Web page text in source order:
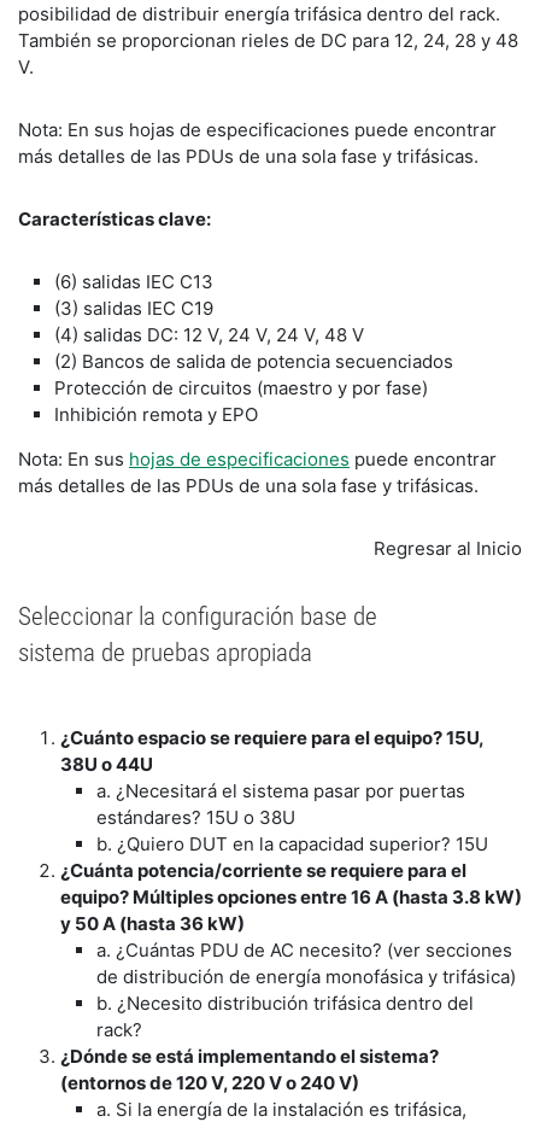
posibilidad de distribuir energía trifásica dentro del rack.
También se proporcionan rieles de DC para 12, 24, 28 y 48
V.
​Nota: En sus hojas de especificaciones puede encontrar
más detalles de las PDUs de una sola fase y trifásicas.
Características clave:
(6) salidas IEC C13
(3) salidas IEC C19
(4) salidas DC: 12 V, 24 V, 24 V, 48 V
(2) Bancos de salida de potencia secuenciados
Protección de circuitos (maestro y por fase)
Inhibición remota y EPO
Nota: En sus hojas de especificaciones puede encontrar
más detalles de las PDUs de una sola fase y trifásicas.
Regresar al Inicio
Seleccionar la configuración base de
sistema de pruebas apropiada
¿Cuánto espacio se requiere para el equipo? 15U,
38U o 44U
a. ¿Necesitará el sistema pasar por puertas
estándares? 15U o 38U
b. ¿Quiero DUT en la capacidad superior? 15U
¿Cuánta potencia/corriente se requiere para el
equipo? Múltiples opciones entre 16 A (hasta 3.8 kW)
y 50 A (hasta 36 kW)
a. ¿Cuántas PDU de AC necesito? (ver secciones
de distribución de energía monofásica y trifásica)
b. ¿Necesito distribución trifásica dentro del
rack?
¿Dónde se está implementando el sistema?
(entornos de 120 V, 220 V o 240 V)
a. Si la energía de la instalación es trifásica,